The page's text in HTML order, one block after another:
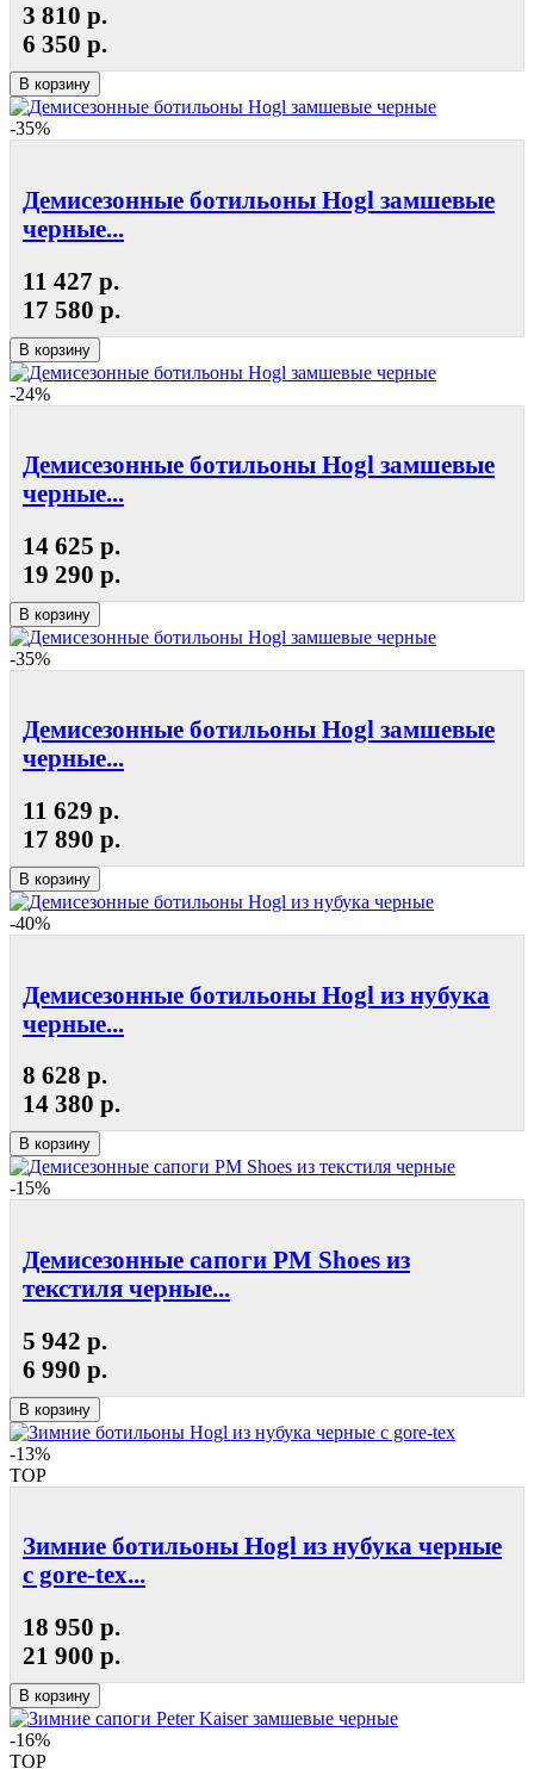
3 810 р.
6 350 р.
В корзину
-35%
Демисезонные ботильоны Hogl замшевые
черные...
11 427 р.
17 580 р.
В корзину
-24%
Демисезонные ботильоны Hogl замшевые
черные...
14 625 р.
19 290 р.
В корзину
-35%
Демисезонные ботильоны Hogl замшевые
черные...
11 629 р.
17 890 р.
В корзину
-40%
Демисезонные ботильоны Hogl из нубука
черные...
8 628 р.
14 380 р.
В корзину
-15%
Демисезонные сапоги РМ Shoes из
текстиля черные...
5 942 р.
6 990 р.
В корзину
-13%
TOP
Зимние ботильоны Hogl из нубука черные
с gore-tex...
18 950 р.
21 900 р.
В корзину
-16%
TOP